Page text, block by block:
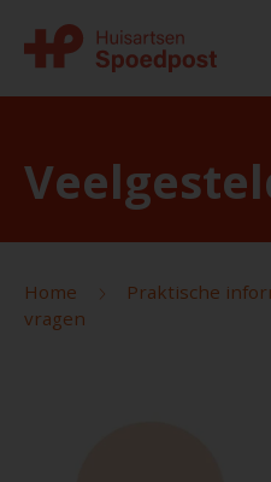
Home Praktische
vragen